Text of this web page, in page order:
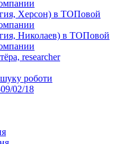
Херсон) в ТОПовой
Николаев) в ТОПовой
researcher
роботи
02/18